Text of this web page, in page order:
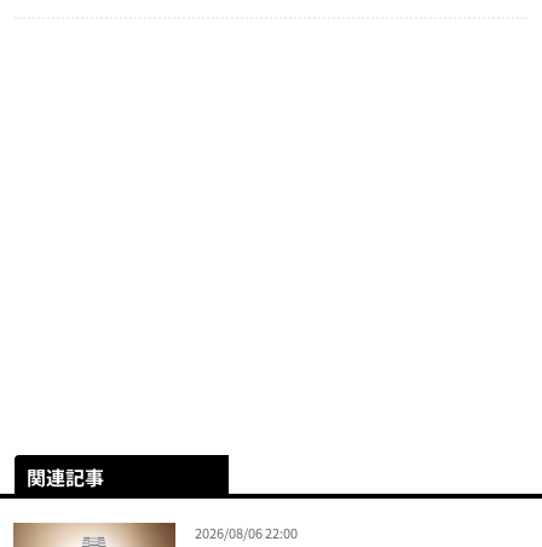
関連記事
2026/08/06 22:00